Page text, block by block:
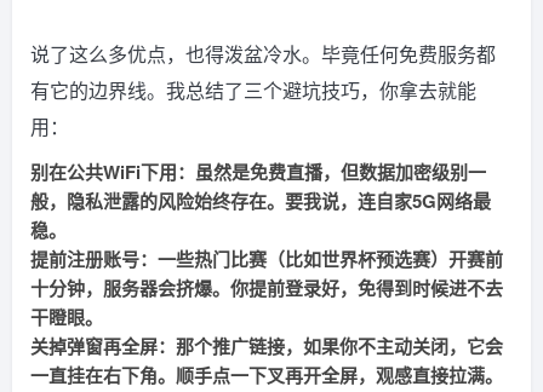
说了这么多优点，也得泼盆冷水。毕竟任何免费服务都
有它的边界线。我总结了三个避坑技巧，你拿去就能
用：
别在公共WiFi下用： 虽然是免费直播，但数据加密级别一
般，隐私泄露的风险始终存在。要我说，连自家5G网络最
稳。
提前注册账号： 一些热门比赛（比如世界杯预选赛）开赛前
十分钟，服务器会挤爆。你提前登录好，免得到时候进不去
干瞪眼。
关掉弹窗再全屏： 那个推广链接，如果你不主动关闭，它会
一直挂在右下角。顺手点一下叉再开全屏，观感直接拉满。